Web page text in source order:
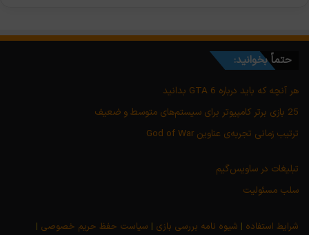
حتماً بخوانید:
هر آنچه که باید درباره GTA 6 بدانید
25 بازی برتر کامپیوتر برای سیستم‌های متوسط و ضعیف
ترتیب زمانی تجربه‌ی عناوین God of War
تبلیغات در ساویس‌گیم
سلب مسئولیت
شرایط استفاده | شیوه نامه بررسی بازی | سیاست حفظ حریم خصوصی |